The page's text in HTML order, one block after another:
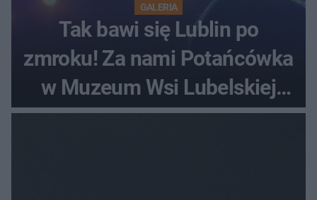
GALERIA
Tak bawi się Lublin po
zmroku! Za nami Potańcówka
w Muzeum Wsi Lubelskiej
[ZDJĘCIA]